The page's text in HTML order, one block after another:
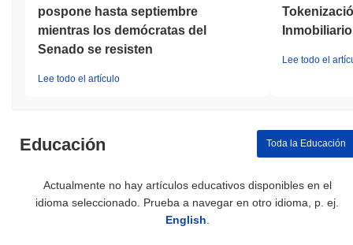
pospone hasta septiembre
mientras los demócratas del
Senado se resisten
Lee todo el artículo
Lee todo el
Educación Toda la Educación
Actualmente no hay artículos educativos disponibles en el
idioma seleccionado. Prueba a navegar en otro idioma, p. ej.
English